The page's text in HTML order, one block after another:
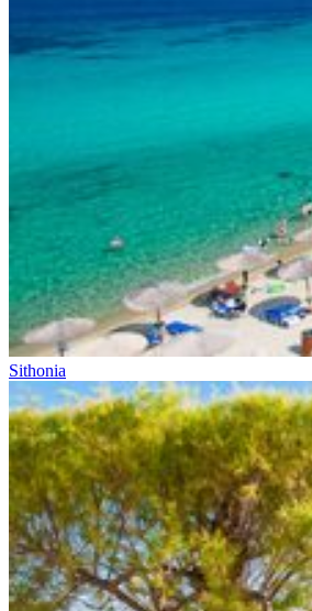
Sithonia